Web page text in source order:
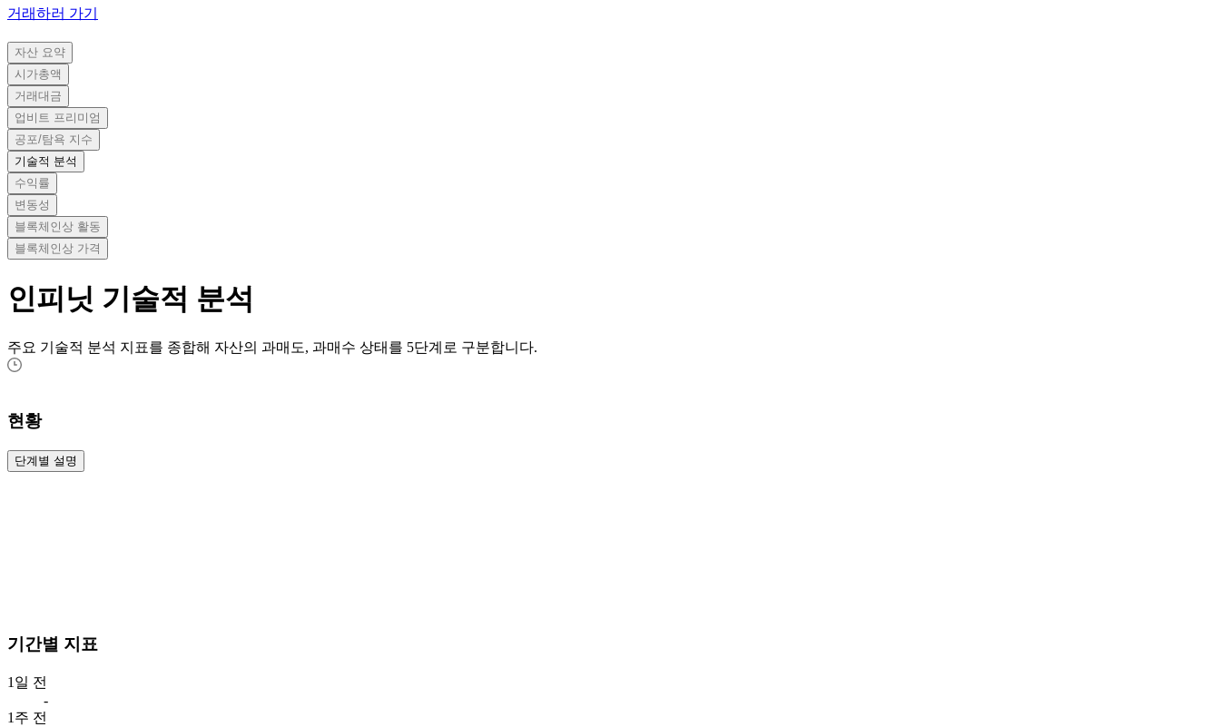
거래하러 가기
자산 요약
시가총액
거래대금
업비트 프리미엄
공포/탐욕 지수
기술적 분석
수익률
변동성
블록체인상 활동
블록체인상 가격
인피닛 기술적 분석
주요 기술적 분석 지표를 종합해 자산의 과매도, 과매수 상태를 5단계로 구분합니다.
현황
단계별 설명
기간별 지표
1일 전
-
1주 전